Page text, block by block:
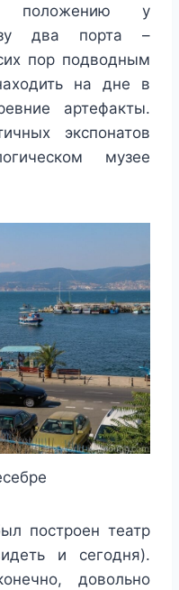
положению у
два порта –
пор подводным
на дне в
артефакты.
экспонатов
музее
построен театр
и сегодня).
довольно